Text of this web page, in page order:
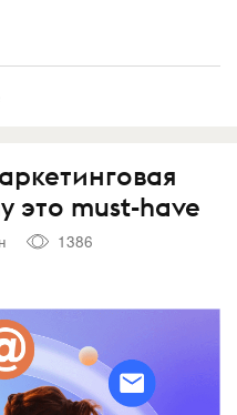
это must-have
1386